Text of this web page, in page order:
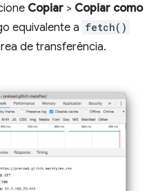
Copiar > Copiar como
equivalente a fetch()
de transferência.